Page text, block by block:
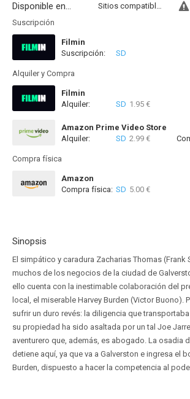
Disponible en...
Sitios compatibles
Suscripción
Filmin
Disponible hasta el Vie, 14 Ago 2026
Suscripción: SD
Alquiler y Compra
Filmin
Disponible hasta el Vie, 14 Ago 2026
Alquiler: SD 1.95 €
Amazon Prime Video Store
Alquiler:
SD 2.99 €
Compra física
Amazon
Compra física: SD 5.00 €
Sinopsis
El simpático y caradura Zacharias Thomas (Frank
muchos de los negocios de la ciudad de
ello cuenta con la inestimable colaboración del
local, el miserable Harvey Burden (Victor Buono).
sufrir un duro revés: la diligencia que
su propiedad ha sido asaltada por un tal Joe
aventurero que, además, es abogado. La osadia
detiene aquí, ya que va a Galverston e ingresa el
Burden, dispuesto a hacer la competencia al